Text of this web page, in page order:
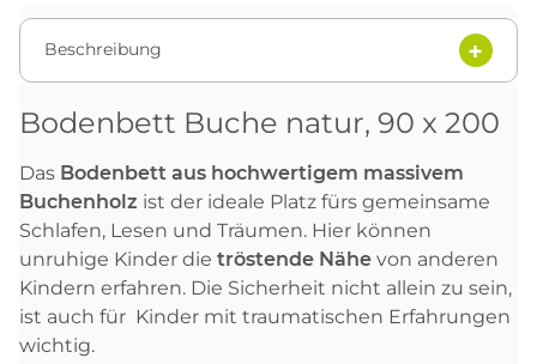
Beschreibung
Bodenbett Buche natur, 90 x 200
Das Bodenbett aus hochwertigem massivem
Buchenholz ist der ideale Platz fürs gemeinsame
Schlafen, Lesen und Träumen. Hier können
unruhige Kinder die tröstende Nähe von anderen
Kindern erfahren. Die Sicherheit nicht allein zu sein,
ist auch für Kinder mit traumatischen Erfahrungen
wichtig.